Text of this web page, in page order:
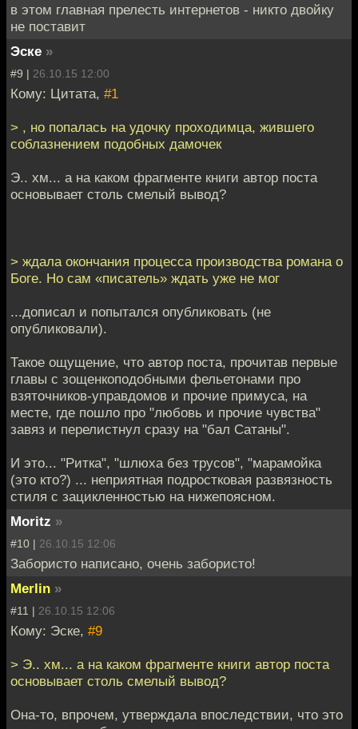
в этом главная прелесть интернетов - никто двойку
не поставит
Эске »
#9 | 26.10.15 12:00
Кому: Цитата, #1
> , но попалась на удочку проходимца, жившего
соблазнением подобных дамочек
Э.. хм... а на каком фрагменте книги автор поста
основывает столь смелый вывод?
> ждала окончания процесса производства романа о
Боге. Но сам «писатель» ждать уже не мог
...дописал и попытался опубликовать (не
опубликовали).
Такое ощущение, что автор поста, прочитав первые
главы с зощенкоподобными фельетонами про
взяточников-управдомов и прочие примуса, на
месте, где пошло про "любовь и прочие чувства"
завяз и перелистнул сразу на "бал Сатаны".
И это... "Ритка", "шлюха без трусов", "марамойка
(это кто?) ... неприятная подростковая развязность
стиля с зацикленностью на нижепоясном.
Moritz »
#10 | 26.10.15 12:06
Забористо написано, очень забористо!
Merlin »
#11 | 26.10.15 12:06
Кому: Эске, #9
> Э.. хм... а на каком фрагменте книги автор поста
основывает столь смелый вывод?
Она-то, впрочем, утверждала впоследствии, что это